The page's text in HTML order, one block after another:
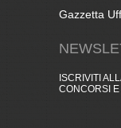
Gazzetta
ISCRIVITI
CONCORSI